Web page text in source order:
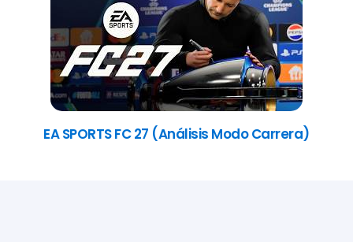
EA SPORTS FC 27 (Análisis Modo Carrera)